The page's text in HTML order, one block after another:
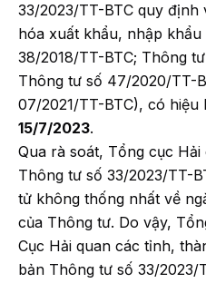
33/2023/TT-BTC quy
hóa xuất khẩu, nhập
38/2018/TT-BTC; Thông
Thông tư số 47/2020/TT-
07/2021/TT-BTC), có
15/7/2023.
Qua rà soát, Tổng cục
Thông tư số 33/2023/TT-
tử không thống nhất về
của Thông tư. Do vậy,
Cục Hải quan các tỉnh,
bản Thông tư số 33/2023/